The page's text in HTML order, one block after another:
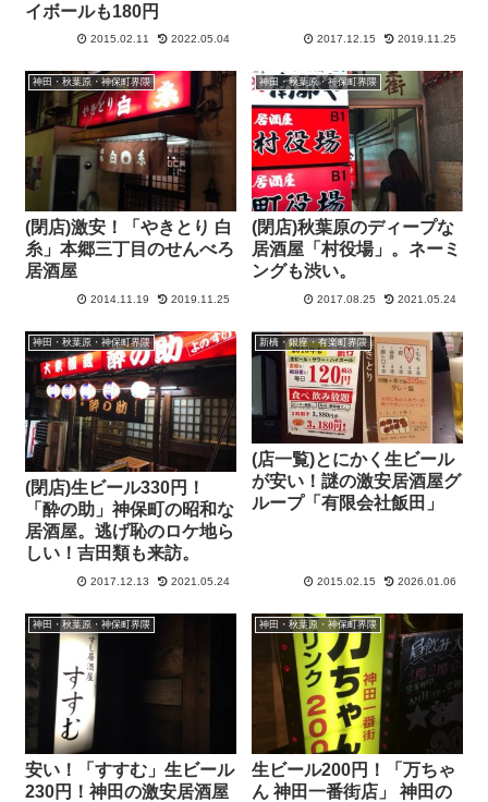
イボールも180円
2015.02.11 2022.05.04 2017.12.15 2019.11.25
神田・秋葉原・神保町界隈
(閉店)激安！「やきとり 白
糸」本郷三丁目のせんべろ
居酒屋
2014.11.19 2019.11.25
神田・秋葉原・神保町界隈
(閉店)秋葉原のディープな
居酒屋「村役場」。ネーミ
ングも渋い。
2017.08.25 2021.05.24
神田・秋葉原・神保町界隈
(閉店)生ビール330円！
「酔の助」神保町の昭和な
居酒屋。逃げ恥のロケ地ら
しい！吉田類も来訪。
2017.12.13 2021.05.24
新橋・銀座・有楽町界隈
(店一覧)とにかく生ビール
が安い！謎の激安居酒屋グ
ループ「有限会社飯田」
2015.02.15 2026.01.06
神田・秋葉原・神保町界隈
安い！「すすむ」生ビール
230円！神田の激安居酒屋
神田・秋葉原・神保町界隈
生ビール200円！「万ちゃ
ん 神田一番街店」 神田の